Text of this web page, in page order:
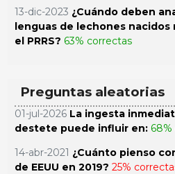
13-dic-2023 ¿Cuándo deben
lenguas de lechones
el PRRS? 63% correctas
Preguntas aleatorias
01-jul-2026 La ingesta
destete puede influir en:
14-abr-2021 ¿Cuánto pienso
de EEUU en 2019? 25%